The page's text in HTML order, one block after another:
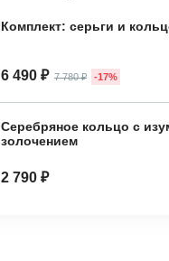
Комплект: серьги и
6 490 ₽ 7 780 ₽ -17%
Серебряное кольцо с
золочением
2 790 ₽